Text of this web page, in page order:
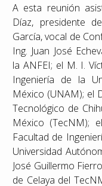
A esta reunión
Díaz, presidente
García, vocal de
Ing. Juan José
la ANFEI; el M. I.
Ingeniería de la
México (UNAM); el
Tecnológico de
México (TecNM);
Facultad de
Universidad
José Guillermo
de Celaya del